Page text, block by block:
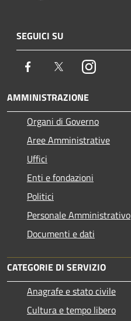
SEGUICI SU
Facebook TwitterInstagram
AMMINISTRAZIONE
Organi di Governo
Aree Amministrative
Uffici
Enti e fondazioni
Politici
Personale Amministrativo
Documenti e dati
CATEGORIE DI SERVIZIO
Anagrafe e stato civile
Cultura e tempo libero